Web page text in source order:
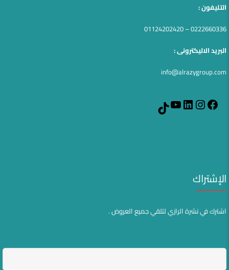
التليفون :
0222660336 – 01124202420
البريد الاليكترونى :
info@alrazygroup.com
Facebook
Instagram
LinkedIn
YouTube
الإشتراك
اشترك في نشرة الرازي لتلقي جميع العروض .